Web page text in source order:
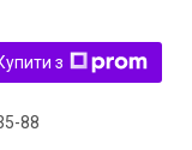
з
88